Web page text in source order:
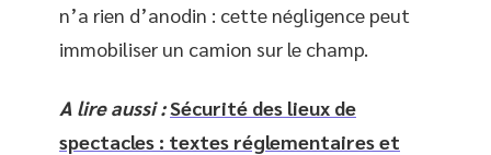
n’a rien d’anodin : cette négligence peut
immobiliser un camion sur le champ.
A lire aussi : Sécurité des lieux de
spectacles : textes réglementaires et